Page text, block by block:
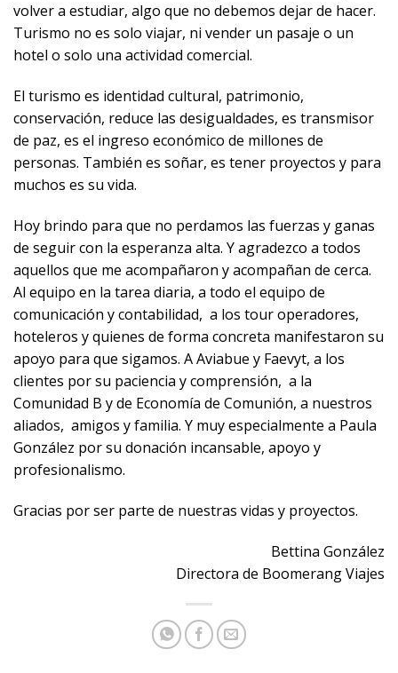
volver a estudiar, algo que no debemos dejar de hacer.
Turismo no es solo viajar, ni vender un pasaje o un
hotel o solo una actividad comercial.
El turismo es identidad cultural, patrimonio,
conservación, reduce las desigualdades, es transmisor
de paz, es el ingreso económico de millones de
personas. También es soñar, es tener proyectos y para
muchos es su vida.
Hoy brindo para que no perdamos las fuerzas y ganas
de seguir con la esperanza alta. Y agradezco a todos
aquellos que me acompañaron y acompañan de cerca.
Al equipo en la tarea diaria, a todo el equipo de
comunicación y contabilidad, a los tour operadores,
hoteleros y quienes de forma concreta manifestaron su
apoyo para que sigamos. A Aviabue y Faevyt, a los
clientes por su paciencia y comprensión, a la
Comunidad B y de Economía de Comunión, a nuestros
aliados, amigos y familia. Y muy especialmente a Paula
González por su donación incansable, apoyo y
profesionalismo.
Gracias por ser parte de nuestras vidas y proyectos.
Bettina González
Directora de Boomerang Viajes